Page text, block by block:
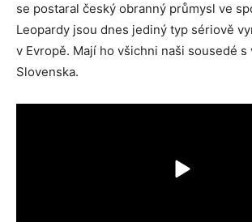
se postaral český obranný průmysl ve
Leopardy jsou dnes jediný typ sériově
v Evropě. Mají ho všichni naši sousedé s
Slovenska.